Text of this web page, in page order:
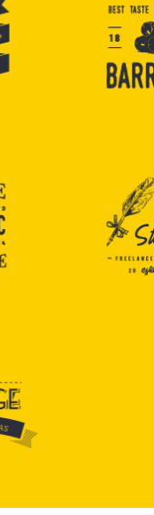
Lorem ipsum dolor sit
amet, consectetur
adipisicing elit, sed do
eiusmod tempor
commodo consequat.